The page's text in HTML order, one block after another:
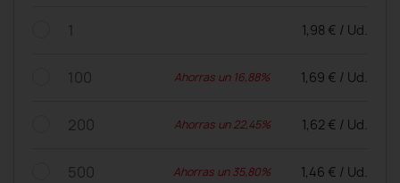
1 1,98 € / Ud.
100 Ahorras un 16,88% 1,69 € / Ud.
200 Ahorras un 22,45% 1,62 € / Ud.
500 Ahorras un 35,80% 1,46 € / Ud.